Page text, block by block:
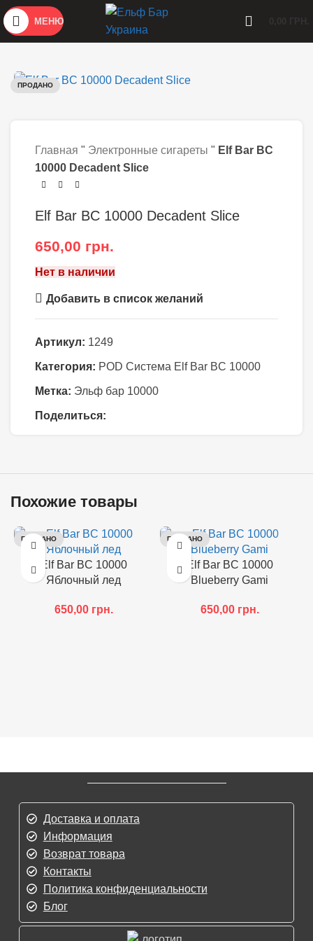
МЕНЮ
ПРОДАНО
Главная " Электронные сигареты " Elf Bar BC
10000 Decadent Slice
Elf Bar BC 10000 Decadent Slice
650,00 грн.
Нет в наличии
Добавить в список желаний
Артикул: 1249
Категория: POD Система Elf Bar BC 10000
Метка: Эльф бар 10000
Поделиться:
Похожие товары
ПРОДАНО
Elf Bar BC 10000
Яблочный лед
650,00 грн.
ПРОДАНО
Elf Bar BC 10000
Blueberry Gami
650,00 грн.
Доставка и оплата
Информация
Возврат товара
Контакты
Политика конфиденциальности
Блог